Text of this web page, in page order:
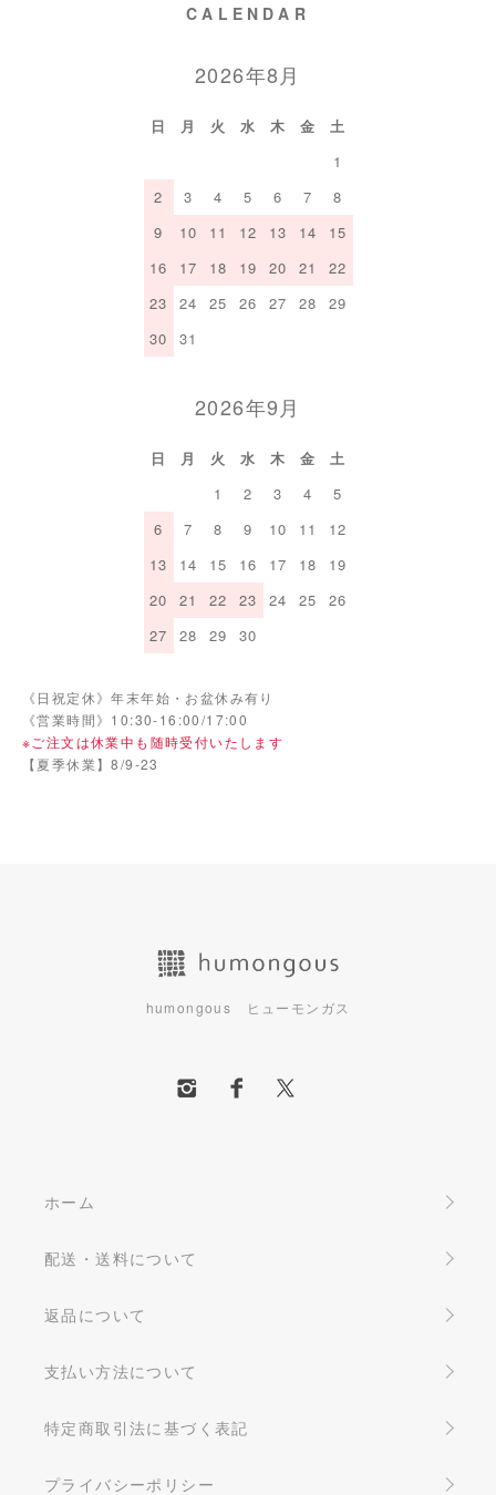
CALENDAR
2026年8月
日 月 火 水 木 金
土
1
2
3 4 5 6 7
8
9
10 11 12 13 14
15
16
17 18 19 20 21
22
23
24 25 26 27 28
29
30
31
2026年9月
日 月 火 水 木 金
土
1
2 3 4
5
6
7 8 9 10 11
12
13
14 15 16 17 18
19
20
21 22 23 24 25
26
27
28 29 30
《日祝定休》年末年始・お盆休み有り
《営業時間》10:30-16:00/17:00
※ご注文は休業中も随時受付いたします
【夏季休業】8/9-23
humongous ヒューモンガス
ホーム
配送・送料について
返品について
支払い方法について
特定商取引法に基づく表記
プライバシーポリシー